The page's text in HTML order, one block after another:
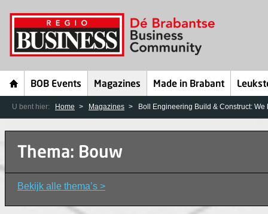
BOB Events Magazines Made in Brabant
U bent hier: Home Magazines Boll Engineering Build & Construct:
Thema: Bouw
Bekijk alle thema’s >